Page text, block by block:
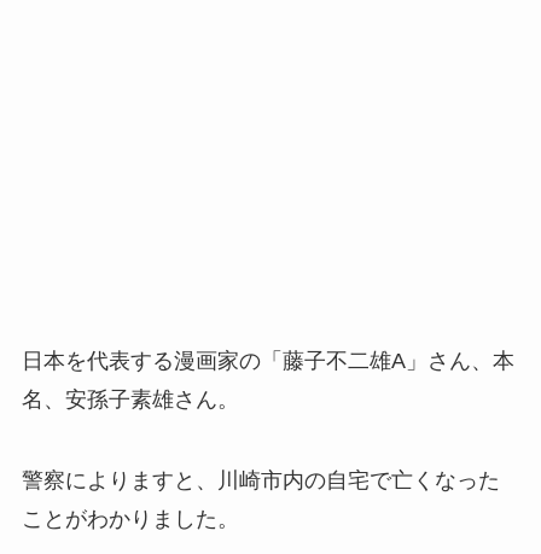
日本を代表する漫画家の「藤子不二雄A」さん、本
名、安孫子素雄さん。
警察によりますと、川崎市内の自宅で亡くなった
ことがわかりました。